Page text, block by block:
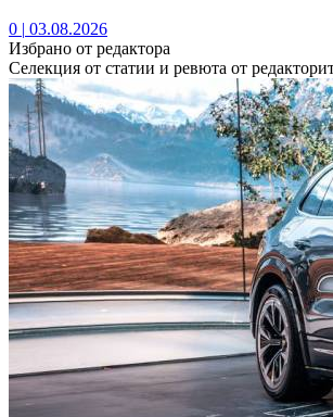
0 | 03.08.2026
Избрано от редактора
Селекция от статии и ревюта от